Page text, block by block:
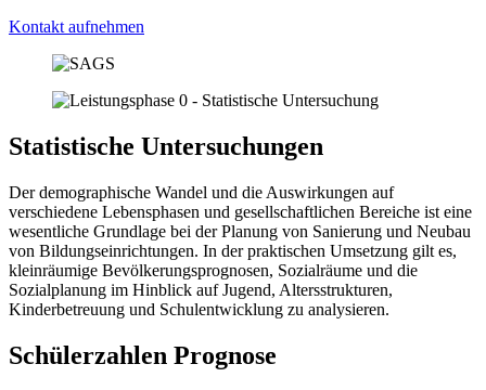
Kontakt aufnehmen
Statistische Untersuchungen
Der demographische Wandel und die Auswirkungen auf
verschiedene Lebensphasen und gesellschaftlichen Bereiche ist eine
wesentliche Grundlage bei der Planung von Sanierung und Neubau
von Bildungseinrichtungen. In der praktischen Umsetzung gilt es,
kleinräumige Bevölkerungsprognosen, Sozialräume und die
Sozialplanung im Hinblick auf Jugend, Altersstrukturen,
Kinderbetreuung und Schulentwicklung zu analysieren.
Schülerzahlen Prognose